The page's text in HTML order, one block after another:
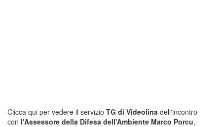
Clicca qui per vedere il servizio TG di Videolina dell'incontro
con l'Assessore della Difesa dell'Ambiente Marco Porcu,